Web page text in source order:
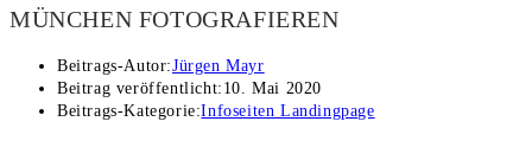
MÜNCHEN FOTOGRAFIEREN
Beitrags-Autor:Jürgen Mayr
Beitrag veröffentlicht: 10. Mai 2020
Beitrags-Kategorie:Infoseiten Landingpage